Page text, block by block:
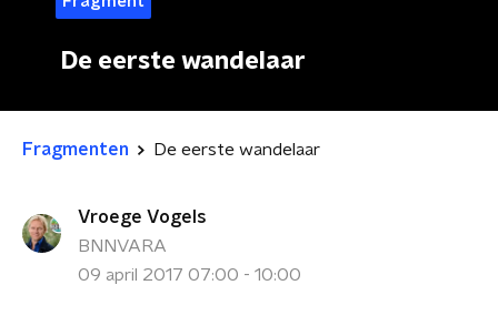
De eerste wandelaar
Fragmenten De eerste wandelaar
Vroege Vogels
BNNVARA
09 april 2017 07:00 - 10:00